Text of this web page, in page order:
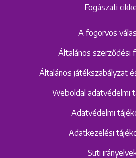
Fogászati
A fogorvos
Általános szerződési
Általános játékszabályzat
Weboldal adatvédelmi
Adatvédelmi
Adatkezelési
Süti